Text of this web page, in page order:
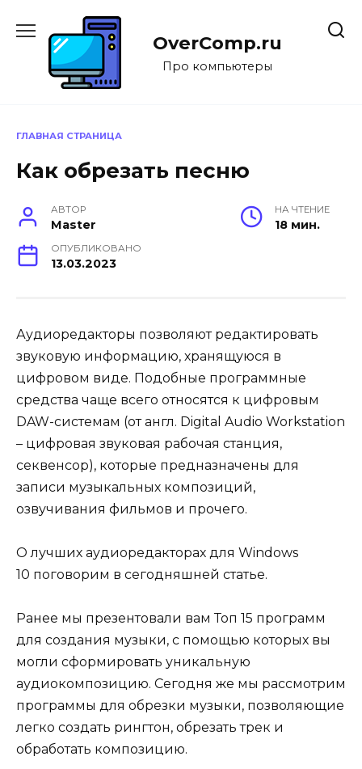
содержанию
OverComp.ru
Про компьютеры
ГЛАВНАЯ СТРАНИЦА
Как обрезать песню
АВТОР
Master
НА ЧТЕНИЕ
18 мин.
ОПУБЛИКОВАНО
13.03.2023
Аудиоредакторы позволяют редактировать
звуковую информацию, хранящуюся в
цифровом виде. Подобные программные
средства чаще всего относятся к цифровым
DAW-системам (от англ. Digital Audio Workstation
– цифровая звуковая рабочая станция,
секвенсор), которые предназначены для
записи музыкальных композиций,
озвучивания фильмов и прочего.
О лучших аудиоредакторах для Windows
10 поговорим в сегодняшней статье.
Ранее мы презентовали вам Топ 15 программ
для создания музыки, с помощью которых вы
могли сформировать уникальную
аудиокомпозицию. Сегодня же мы рассмотрим
программы для обрезки музыки, позволяющие
легко создать рингтон, обрезать трек и
обработать композицию.